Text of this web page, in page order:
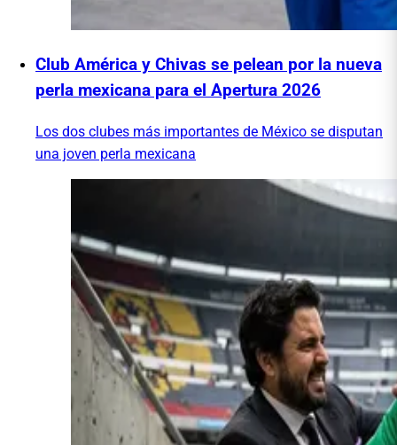
Club América y Chivas se pelean por la nueva
perla mexicana para el Apertura 2026
Los dos clubes más importantes de México se disputan
una joven perla mexicana